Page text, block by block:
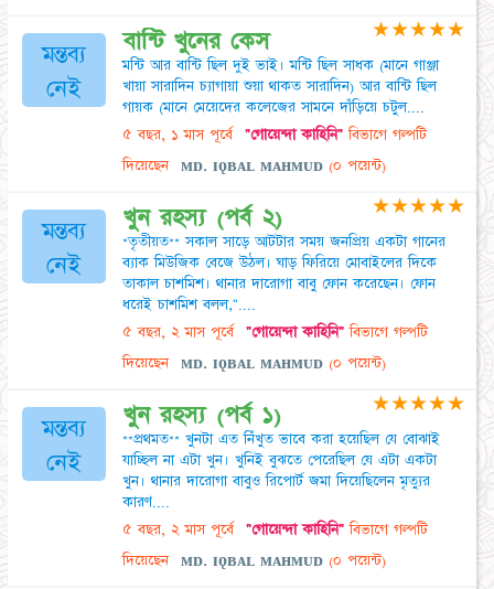
মন্তব্য
নেই
বান্টি খুনের কেস
মন্টি আর বান্টি ছিল দুই ভাই। মন্টি ছিল সাধক (মানে গাঞ্জা
খায়া সারাদিন চ্যাগায়া শুয়া থাকত সারাদিন) আর বান্টি ছিল
গায়ক (মানে মেয়েদের কলেজের সামনে দাঁড়িয়ে চটুল....
৫ বছর, ১ মাস পূর্বে "গোয়েন্দা কাহিনি"বিভাগে গল্পটি
দিয়েছেন
ᴍᴅ. ɪǫʙᴀʟ ᴍᴀʜᴍᴜᴅ(০ পয়েন্ট)
★★★★★
মন্তব্য
নেই
খুন রহস্য (পর্ব ২)
*তৃতীয়ত** সকাল সাড়ে আটটার সময় জনপ্রিয় একটা গানের
ব্যাক মিউজিক বেজে উঠল। ঘাড় ফিরিয়ে মোবাইলের দিকে
তাকাল চাশমিশ। থানার দারোগা বাবু ফোন করেছেন। ফোন
ধরেই চাশমিশ বলল,"....
৫ বছর, ২ মাস পূর্বে "গোয়েন্দা কাহিনি"বিভাগে গল্পটি
দিয়েছেন
ᴍᴅ. ɪǫʙᴀʟ ᴍᴀʜᴍᴜᴅ(০ পয়েন্ট)
★★★★★
মন্তব্য
নেই
খুন রহস্য (পর্ব ১)
**প্রথমত** খুনটা এত নিঁখুত ভাবে করা হয়েছিল যে বোঝাই
যাচ্ছিল না এটা খুন। খুনিই বুঝতে পেরেছিল যে এটা একটা
খুন। থানার দারোগা বাবুও রিপোর্ট জমা দিয়েছিলেন মৃত্যুর
কারণ....
৫ বছর, ২ মাস পূর্বে "গোয়েন্দা কাহিনি"বিভাগে গল্পটি
দিয়েছেন
ᴍᴅ. ɪǫʙᴀʟ ᴍᴀʜᴍᴜᴅ(০ পয়েন্ট)
★★★★★